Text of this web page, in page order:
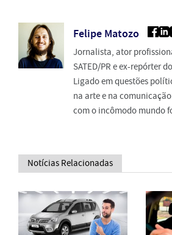
Felipe Matozo
Jornalista, ator
SATED/PR e ex-repórter
Ligado em questões
na arte e na
com o incômodo mundo
Notícias Relacionadas